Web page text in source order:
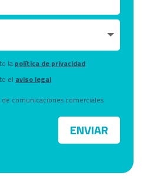
la política de privacidad
el aviso legal
comunicaciones comerciales
ENVIAR